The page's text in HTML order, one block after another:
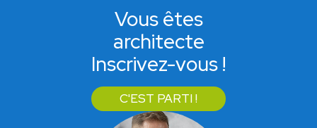
Vous êtes
architecte
Inscrivez-vous !
C'EST PARTI !